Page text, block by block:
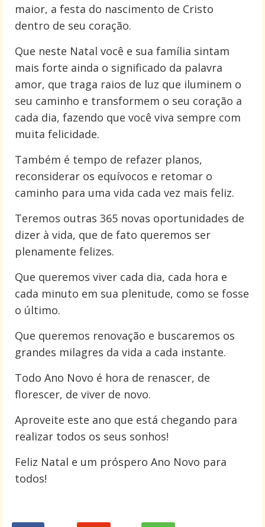
maior, a festa do nascimento de Cristo
dentro de seu coração.
Que neste Natal você e sua família sintam
mais forte ainda o significado da palavra
amor, que traga raios de luz que iluminem o
seu caminho e transformem o seu coração a
cada dia, fazendo que você viva sempre com
muita felicidade.
Também é tempo de refazer planos,
reconsiderar os equívocos e retomar o
caminho para uma vida cada vez mais feliz.
Teremos outras 365 novas oportunidades de
dizer à vida, que de fato queremos ser
plenamente felizes.
Que queremos viver cada dia, cada hora e
cada minuto em sua plenitude, como se fosse
o último.
Que queremos renovação e buscaremos os
grandes milagres da vida a cada instante.
Todo Ano Novo é hora de renascer, de
florescer, de viver de novo.
Aproveite este ano que está chegando para
realizar todos os seus sonhos!
Feliz Natal e um próspero Ano Novo para
todos!